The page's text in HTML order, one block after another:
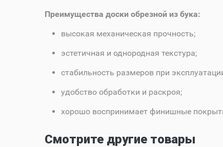
Преимущества доски обрезной из бука:
высокая механическая прочность;
эстетичная и однородная текстура;
стабильность размеров при
удобство обработки и раскроя;
хорошо воспринимает финишные
Смотрите другие товары